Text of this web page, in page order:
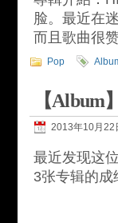
脸。最近在
而且歌曲很
Pop
【Album
2013年10月22
最近发现这
3张专辑的成